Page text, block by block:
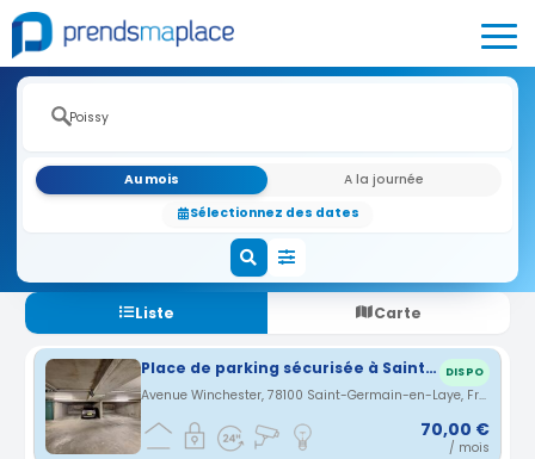
Au mois
A la journée
Sélectionnez des dates
Liste Carte
Place de parking sécurisée à Saint-Germain-en-Laye DISPO
Avenue Winchester, 78100 Saint-Germain-en-Laye, France · 3.33 km
70,00 €
/ mois